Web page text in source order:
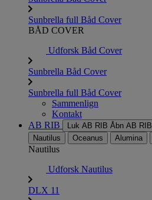
Sunbrella full Båd Cover
BÅD COVER
Udforsk Båd Cover
Sunbrella Båd Cover
Sunbrella full Båd Cover
Sammenlign
Kontakt
AB RIB
Luk AB RIB Åbn AB RIB
Nautilus
Oceanus Alumina
Nautilus
Udforsk Nautilus
DLX 11